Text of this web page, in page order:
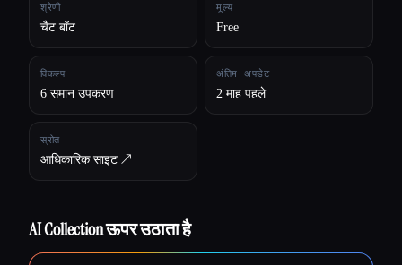
Esc
श्रेणी
चैट बॉट
मूल्य
Free
विकल्प
6 समान उपकरण
अंतिम अपडेट
2 माह पहले
स्रोत
आधिकारिक साइट ↗︎
AI Collection ऊपर उठाता है